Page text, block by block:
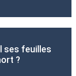
ses feuilles
?